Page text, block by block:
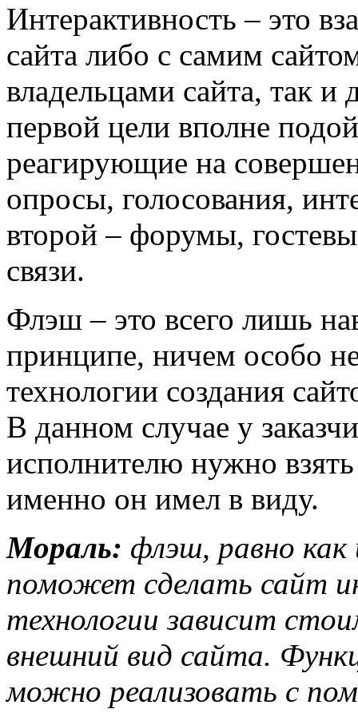
Интерактивность – это
сайта либо с самим
владельцами сайта, так
первой цели вполне
реагирующие на
опросы, голосования,
второй – форумы,
связи.
Флэш – это всего лишь
принципе, ничем особо
технологии создания
В данном случае у
исполнителю нужно
именно он имел в виду.
Мораль: флэш, равно как
поможет сделать сайт
технологии зависит
внешний вид сайта.
можно реализовать с